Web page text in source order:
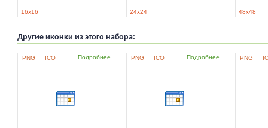
16x16 24x24 48x48
Другие иконки из этого набора:
PNG ICO Подробнее PNG ICO Подробнее PNG